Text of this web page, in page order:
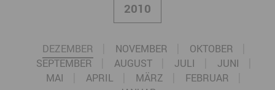
2010
DEZEMBER NOVEMBER
OKTOBER
SEPTEMBER
AUGUST JULI
JUNI
MAI
APRIL MÄRZ
FEBRUAR